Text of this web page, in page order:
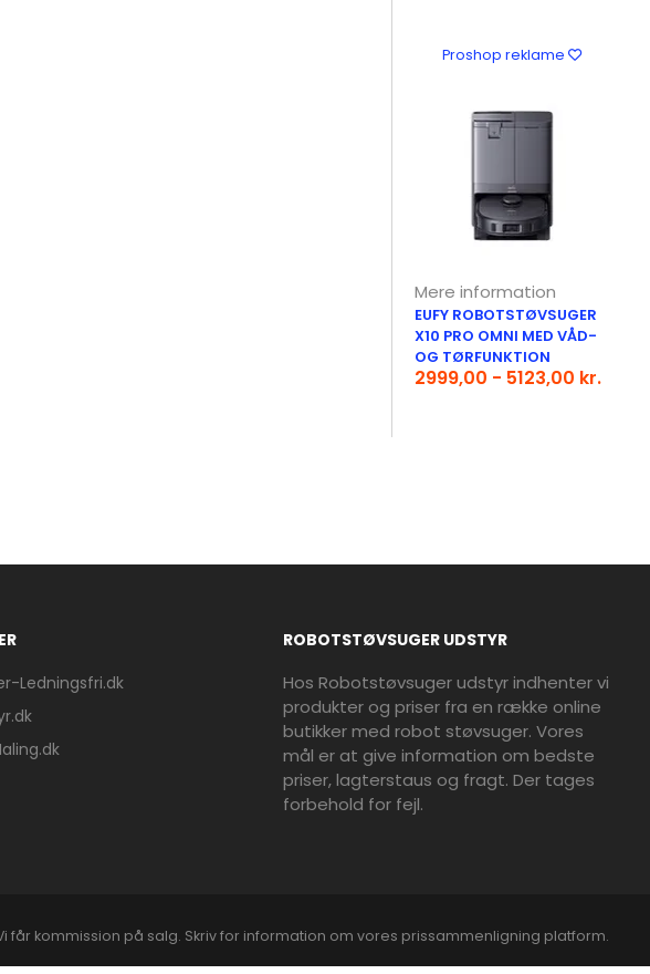
Proshop reklame
Mere information
EUFY ROBOTSTØVSUGER
X10 PRO OMNI MED VÅD-
OG TØRFUNKTION
2999,00 - 5123,00 kr.
Ledningsfri.dk
ROBOTSTØVSUGER UDSTYR
Hos Robotstøvsuger udstyr indhenter vi
produkter og priser fra en række online
butikker med robot støvsuger. Vores
mål er at give information om bedste
priser, lagterstaus og fragt. Der tages
forbehold for fejl.
får kommission på salg. Skriv for information om vores prissammenligning platform.